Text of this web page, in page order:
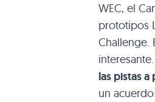
WEC, el
prototipos
Challenge.
las pistas
un